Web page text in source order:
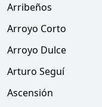
Arribeños
Arroyo Corto
Arroyo Dulce
Arturo Seguí
Ascensión